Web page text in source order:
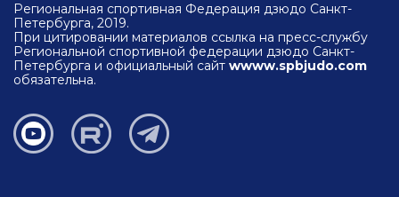
Региональная спортивная Федерация дзюдо Санкт-
Петербурга, 2019.
При цитировании материалов ссылка на пресс-службу
Региональной спортивной федерации дзюдо Санкт-
Петербурга и официальный сайт wwww.spbjudo.com
обязательна.